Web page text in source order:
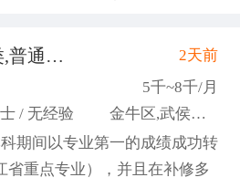
行政管理类,普通教师类
2天前
5千~8千/月
/ 无经验
金牛区,武侯区,青羊区
科期间以专业第一的成绩成功转
省重点专业），并且在补修多